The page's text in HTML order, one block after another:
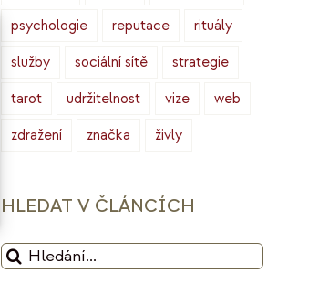
psychologie
reputace
rituály
služby
sociální sítě
strategie
tarot
udržitelnost vize
web
zdražení
značka živly
HLEDAT V ČLÁNCÍCH
Hledat: